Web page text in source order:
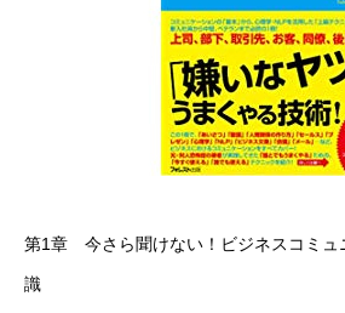
第1章 今さら聞けない！ビジネスコミュ
識